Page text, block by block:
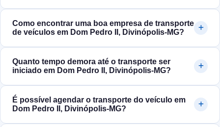
Como encontrar uma boa empresa de transporte
de veículos em Dom Pedro II, Divinópolis‑MG?
Quanto tempo demora até o transporte ser
iniciado em Dom Pedro II, Divinópolis‑MG?
É possível agendar o transporte do veículo em
Dom Pedro II, Divinópolis‑MG?